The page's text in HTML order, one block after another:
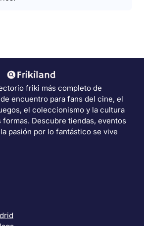
friki más completo de
encuentro para fans del cine, el
el coleccionismo y la cultura
formas. Descubre tiendas, eventos
pasión por lo fantástico se vive